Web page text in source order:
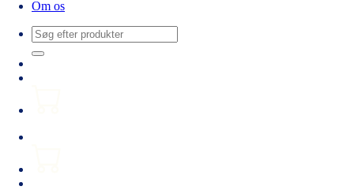
Om os
Søg
efter: